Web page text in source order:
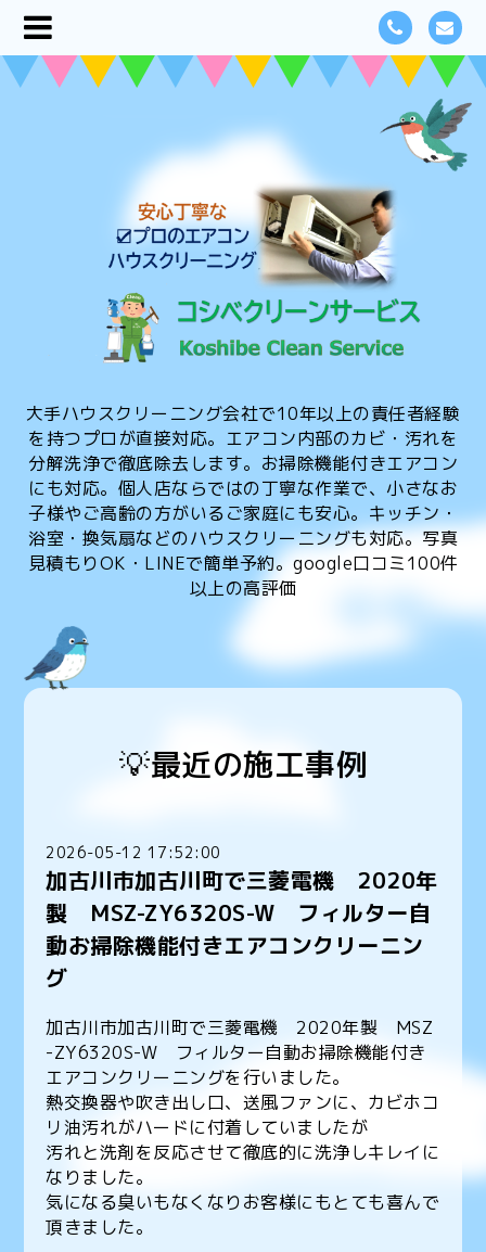
大手ハウスクリーニング会社で10年以上の責任者経験
を持つプロが直接対応。エアコン内部のカビ・汚れを
分解洗浄で徹底除去します。お掃除機能付きエアコン
にも対応。個人店ならではの丁寧な作業で、小さなお
子様やご高齢の方がいるご家庭にも安心。キッチン・
浴室・換気扇などのハウスクリーニングも対応。写真
見積もりOK・LINEで簡単予約。google口コミ100件
以上の高評価
💡最近の施工事例
2026-05-12 17:52:00
加古川市加古川町で三菱電機 2020年
製 MSZ-ZY6320S-W フィルター自
動お掃除機能付きエアコンクリーニン
グ
加古川市加古川町で三菱電機 2020年製 MSZ
-ZY6320S-W フィルター自動お掃除機能付き
エアコンクリーニングを行いました。
熱交換器や吹き出し口、送風ファンに、カビホコ
リ油汚れがハードに付着していましたが
汚れと洗剤を反応させて徹底的に洗浄しキレイに
なりました。
気になる臭いもなくなりお客様にもとても喜んで
頂きました。